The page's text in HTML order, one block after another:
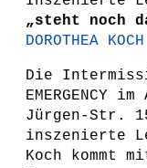
„steht noch
DOROTHEA KOCH
Die
Jürgen-Str.
inszenierte
Koch kommt